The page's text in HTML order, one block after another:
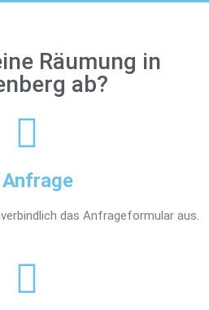
Räumung in
ab?
Anfrage
das Anfrageformular aus.